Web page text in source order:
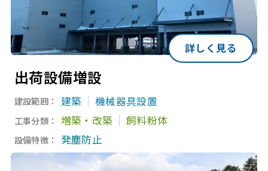
出荷設備増設
建設範囲： 建築 機械器具設置
工事分類： 増築・改築 飼料粉体
設備特徴： 発塵防止
詳しく見る